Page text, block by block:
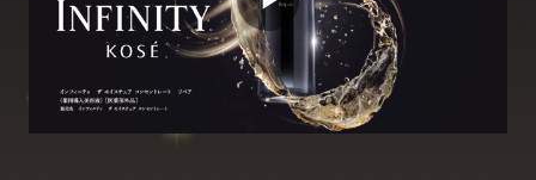
Play
Video